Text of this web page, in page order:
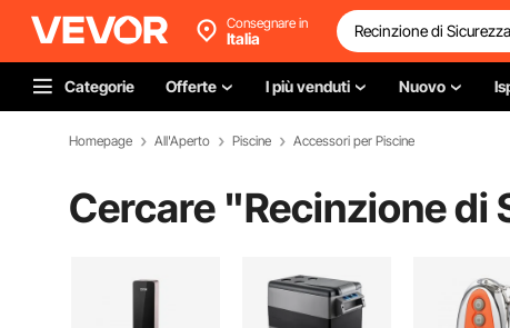
Consegnare in
Italia
Categorie Offerte I più venduti Nuovo
Homepage All'Aperto Piscine Accessori per Piscine
Cercare "Recinzione di